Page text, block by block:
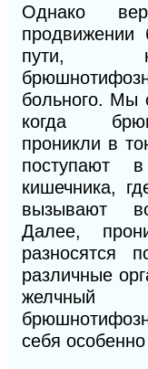
Однако
продвижении
пути,
больного. Мы
когда
проникли в
поступают
кишечника,
вызывают
Далее,
разносятся
различные
себя